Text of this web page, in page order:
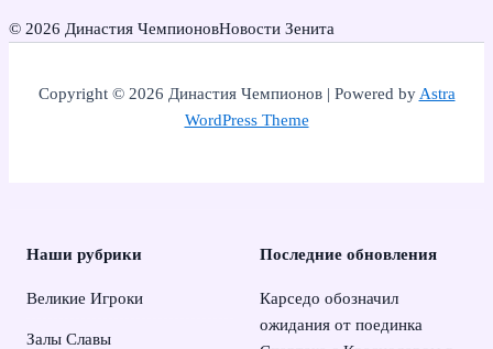
© 2026 Династия ЧемпионовНовости Зенита
Copyright © 2026 Династия Чемпионов | Powered byAstra
WordPress Theme
Наши рубрики
Великие Игроки
Залы Славы
Последние обновления
Карседо обозначил
ожидания от поединка